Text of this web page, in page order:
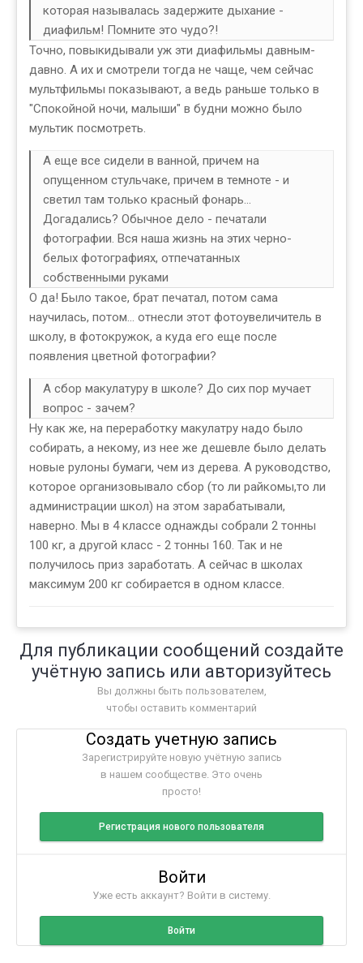
которая называлась задержите дыхание -
диафильм! Помните это чудо?!
Точно, повыкидывали уж эти диафильмы давным-
давно. А их и смотрели тогда не чаще, чем сейчас
мультфильмы показывают, а ведь раньше только в
"Спокойной ночи, малыши" в будни можно было
мультик посмотреть.
А еще все сидели в ванной, причем на
опущенном стульчаке, причем в темноте - и
светил там только красный фонарь...
Догадались? Обычное дело - печатали
фотографии. Вся наша жизнь на этих черно-
белых фотографиях, отпечатанных
собственными руками
О да! Было такое, брат печатал, потом сама
научилась, потом... отнесли этот фотоувеличитель в
школу, в фотокружок, а куда его еще после
появления цветной фотографии?
А сбор макулатуру в школе? До сих пор мучает
вопрос - зачем?
Ну как же, на переработку макулатру надо было
собирать, а некому, из нее же дешевле было делать
новые рулоны бумаги, чем из дерева. А руководство,
которое организовывало сбор (то ли райкомы,то ли
администрации школ) на этом зарабатывали,
наверно. Мы в 4 классе однажды собрали 2 тонны
100 кг, а другой класс - 2 тонны 160. Так и не
получилось приз заработать. А сейчас в школах
максимум 200 кг собирается в одном классе.
Для публикации сообщений создайте
учётную запись или авторизуйтесь
Вы должны быть пользователем,
чтобы оставить комментарий
Создать учетную запись
Зарегистрируйте новую учётную запись
в нашем сообществе. Это очень
просто!
Регистрация нового пользователя
Войти
Уже есть аккаунт? Войти в систему.
Войти